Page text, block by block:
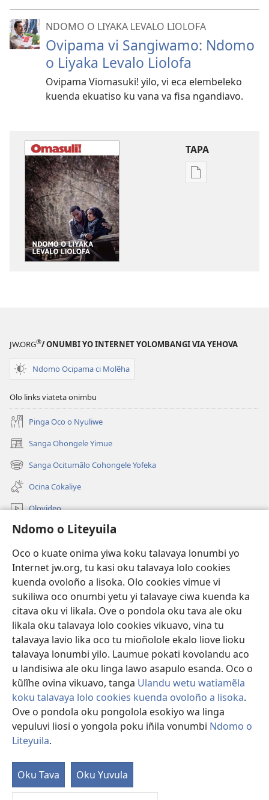
Ndomo o Liteyuila
Oco o kuate onima yiwa koku talavaya lonumbi yo
Internet jw.org, tu kasi oku talavaya lolo cookies
kuenda ovoloño a lisoka. Olo cookies vimue vi
sukiliwa oco onumbi yetu yi talavaye ciwa kuenda ka
citava oku vi likala. Ove o pondola oku tava ale oku
likala oku talavaya lolo cookies vikuavo, vina tu
talavaya lavio lika oco tu mioñolole ekalo liove lioku
talavaya lonumbi yilo. Laumue pokati kovolandu aco
u landisiwa ale oku linga lawo asapulo esanda. Oco o
kũlĩhe ovina vikuavo, tanga Ulandu wetu watiamẽla
koku talavaya lolo cookies kuenda ovoloño a lisoka.
Ove o pondola oku pongolola esokiyo wa linga
vepuluvi liosi o yongola poku iñila vonumbi Ndomo o
Liteyuila.
Oku Tava Oku Yuvula
NDOMO O LIYAKA LEVALO LIOLOFA
Ovipama vi Sangiwamo: Ndomo
o Liyaka Levalo Liolofa
Ovipama Viomasuki! yilo, vi eca elembeleko
kuenda ekuatiso ku vana va fisa ngandiavo.
TAPA
Publication
JW.ORG®/ ONUMBI YO INTERNET YOLOMBANGI VIA YEHOVA
Ndomo Ocipama ci Molẽha
Olo links viateta onimbu
Pinga Oco o Nyuliwe
Sanga Ohongele Yimue
(yikula
onjanela
yokaliye)
Sanga Ocitumãlo Cohongele Yofeka
(yikula
onjanela
yokaliye)
Ocina Cokaliye
Olovideo
Videos with Audio Descriptions
Sandiliya
Ekuatiso
Olombanjaile
(yikula
onjanela
yokaliye)OCISELEKO CALIVULU VO INTERNET Colombangi Via
Yehova™
(yikula
onjanela
yokaliye)JW Hub
(yikula
onjanela
yokaliye)
OJW Library
LITEYUILA